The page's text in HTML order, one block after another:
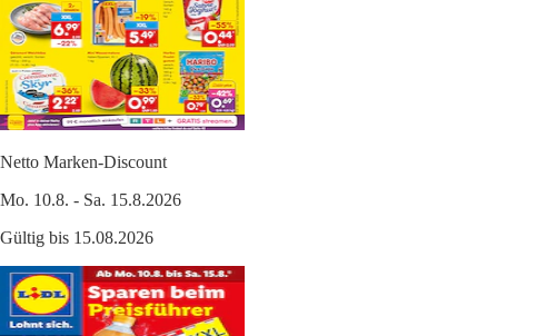
Netto Marken-Discount
Mo. 10.8. - Sa. 15.8.2026
Gültig bis 15.08.2026